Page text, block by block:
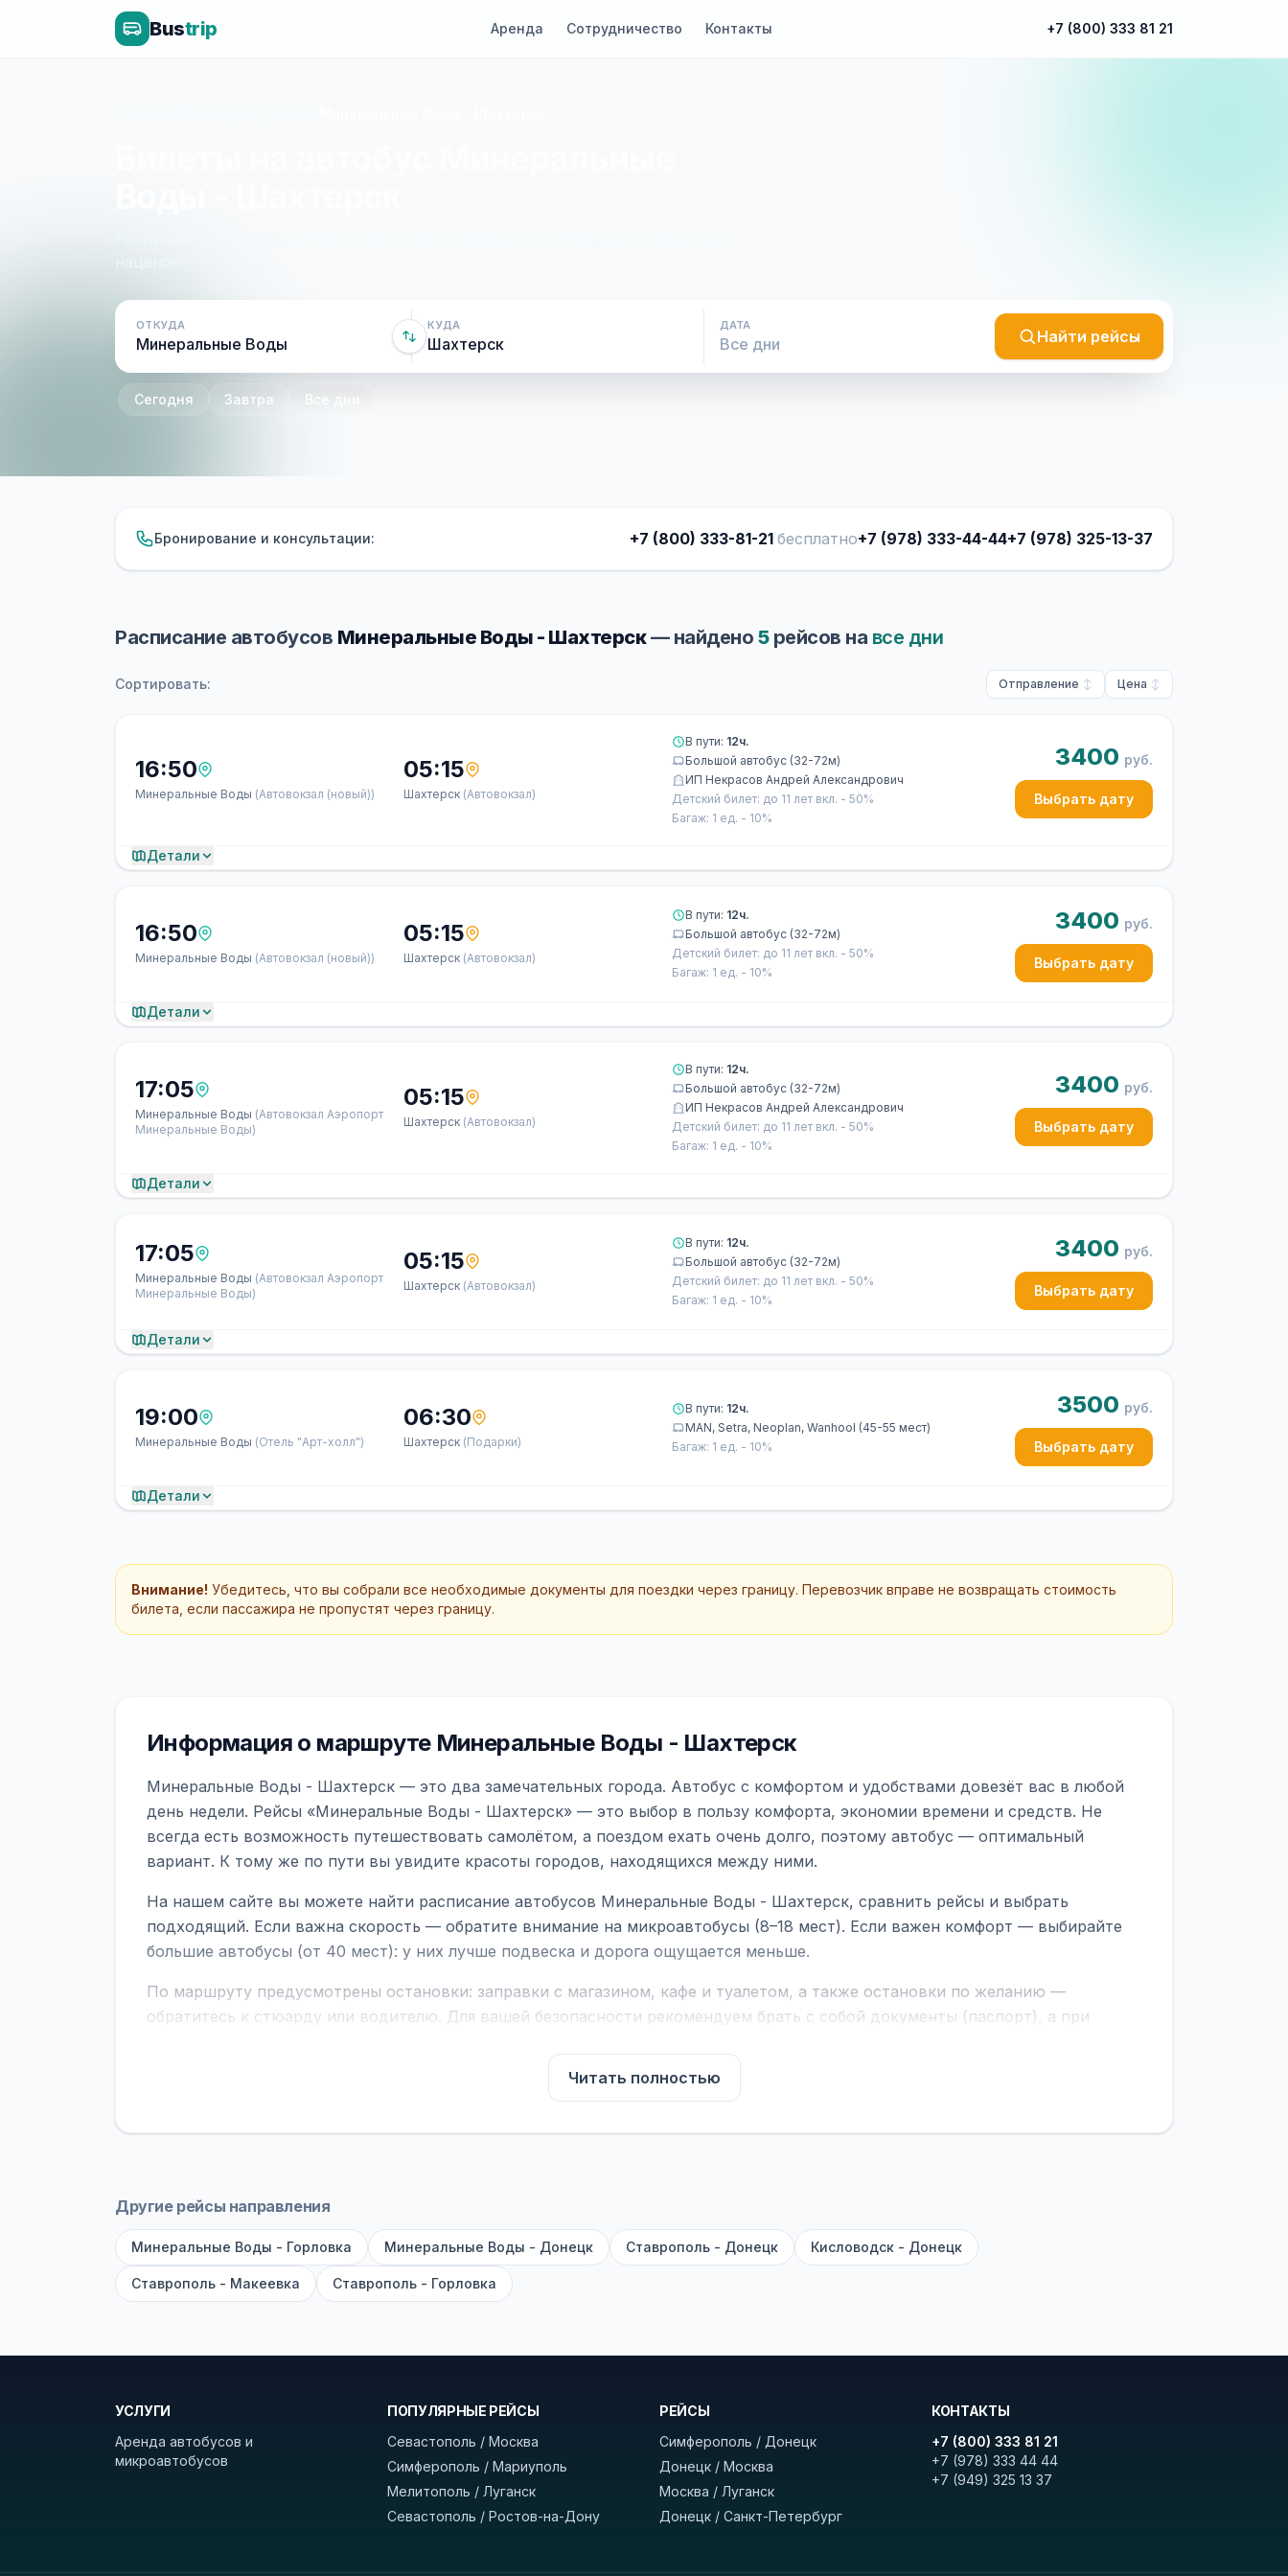
Bustrip Аренда Сотрудничество Контакты +7 (800) 333 81 21
ОТКУДА КУДА ДАТА
Найти рейсы
Сегодня Завтра Все дни
Бронирование и консультации: +7 (800) 333-81-21 бесплатно+7 (978) 333-44-44+7 (978) 325-13-37
Расписание автобусов Минеральные Воды - Шахтерск— найдено 5рейсов на все дни
Сортировать: Отправление Цена
16:50
Минеральные Воды (Автовокзал (новый))
05:15
Шахтерск (Автовокзал)
В пути: 12ч.
Большой автобус (32-72м)
ИП Некрасов Андрей Александрович
Детский билет: до 11 лет вкл. - 50%
Багаж: 1 ед. - 10%
3400 руб.
Выбрать дату
Детали
16:50
Минеральные Воды (Автовокзал (новый))
05:15
Шахтерск (Автовокзал)
В пути: 12ч.
Большой автобус (32-72м)
Детский билет: до 11 лет вкл. - 50%
Багаж: 1 ед. - 10%
3400 руб.
Выбрать дату
Детали
17:05
Минеральные Воды (Автовокзал Аэропорт
Минеральные Воды)
05:15
Шахтерск (Автовокзал)
В пути: 12ч.
Большой автобус (32-72м)
ИП Некрасов Андрей Александрович
Детский билет: до 11 лет вкл. - 50%
Багаж: 1 ед. - 10%
3400 руб.
Выбрать дату
Детали
17:05
Минеральные Воды (Автовокзал Аэропорт
Минеральные Воды)
05:15
Шахтерск (Автовокзал)
В пути: 12ч.
Большой автобус (32-72м)
Детский билет: до 11 лет вкл. - 50%
Багаж: 1 ед. - 10%
3400 руб.
Выбрать дату
Детали
19:00
Минеральные Воды (Отель "Арт-холл")
06:30
Шахтерск (Подарки)
В пути: 12ч.
MAN, Setra, Neoplan, Wanhool (45-55 мест)
Багаж: 1 ед. - 10%
3500 руб.
Выбрать дату
Детали
Внимание! Убедитесь, что вы собрали все необходимые документы для поездки через границу. Перевозчик вправе не возвращать стоимость
билета, если пассажира не пропустят через границу.
Информация о маршруте Минеральные Воды - Шахтерск
Минеральные Воды - Шахтерск — это два замечательных города. Автобус с комфортом и удобствами довезёт вас в любой
день недели. Рейсы «Минеральные Воды - Шахтерск» — это выбор в пользу комфорта, экономии времени и средств. Не
всегда есть возможность путешествовать самолётом, а поездом ехать очень долго, поэтому автобус — оптимальный
вариант. К тому же по пути вы увидите красоты городов, находящихся между ними.
На нашем сайте вы можете найти расписание автобусов Минеральные Воды - Шахтерск, сравнить рейсы и выбрать
подходящий. Если важна скорость — обратите внимание на микроавтобусы (8–18 мест). Если важен комфорт — выбирайте
большие автобусы (от 40 мест): у них лучше подвеска и дорога ощущается меньше.
По маршруту предусмотрены остановки: заправки с магазином, кафе и туалетом, а также остановки по желанию —
обратитесь к стюарду или водителю. Для вашей безопасности рекомендуем брать с собой документы (паспорт), а при
В автобусах есть всё необходимое для комфортной поездки: регулировка сидений, кондиционер, отопление, зарядка
устройств, вода, пледы. На больших автобусах работают стюарды. У нас
оплата производится только при посадке, печатать билет заранее не нужно.
рейсов вы увидите время выезда, место посадки, время и место прибытия, время в пути и цену. Кнопка «Детали рейса»
Удачных поездок! С уважением, командаBUSTRIP.PRO
Читать полностью
Другие рейсы направления
Минеральные Воды - Горловка Минеральные Воды - Донецк Ставрополь - Донецк Кисловодск - Донецк
Ставрополь - Макеевка Ставрополь - Горловка
УСЛУГИ
Аренда автобусов и
микроавтобусов
ПОПУЛЯРНЫЕ РЕЙСЫ
Севастополь / Москва
Симферополь / Мариуполь
Мелитополь / Луганск
Севастополь / Ростов-на-Дону
РЕЙСЫ
Симферополь / Донецк
Донецк / Москва
Москва / Луганск
Донецк / Санкт-Петербург
КОНТАКТЫ
+7 (800) 333 81 21
+7 (978) 333 44 44
+7 (949) 325 13 37